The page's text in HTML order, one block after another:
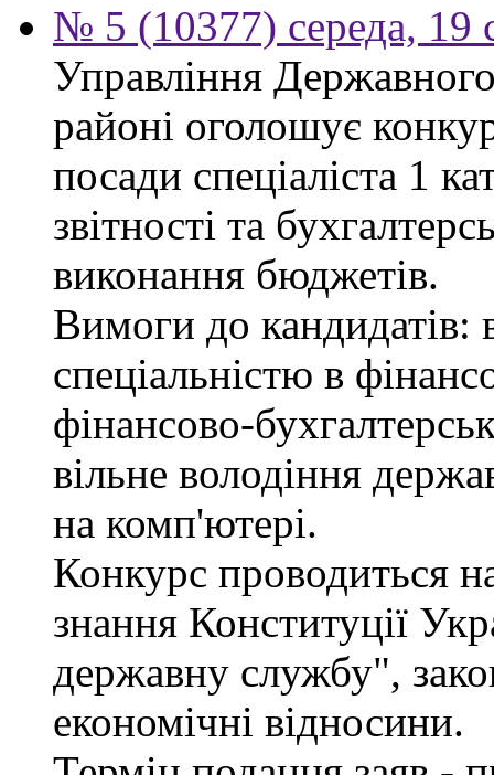
№ 5 (10377) середа, 19
Управління
районі оголошує
посади спеціаліста 1
звітності та
виконання бюджетів.
Вимоги до кандидатів:
спеціальністю в
фінансово-
вільне володіння
на комп'ютері.
Конкурс проводиться
знання Конституції
державну службу",
економічні відносини.